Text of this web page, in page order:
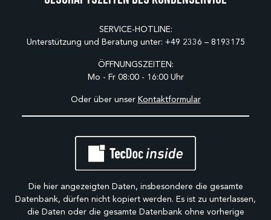
SERVICE-HOTLINE:
Unterstützung und Beratung unter: +49 2336 – 8193175
ÖFFNUNGSZEITEN:
Mo - Fr 08:00 - 16:00 Uhr
Oder über unser Kontaktformular
Die hier angezeigten Daten, insbesondere die gesamte
Datenbank, dürfen nicht kopiert werden. Es ist zu unterlassen,
die Daten oder die gesamte Datenbank ohne vorherige